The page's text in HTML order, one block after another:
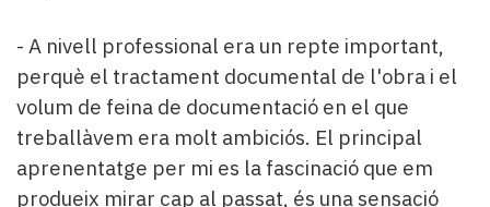
- A nivell professional era un repte important,
perquè el tractament documental de l'obra i el
volum de feina de documentació en el que
treballàvem era molt ambiciós. El principal
aprenentatge per mi es la fascinació que em
produeix mirar cap al passat, és una sensació